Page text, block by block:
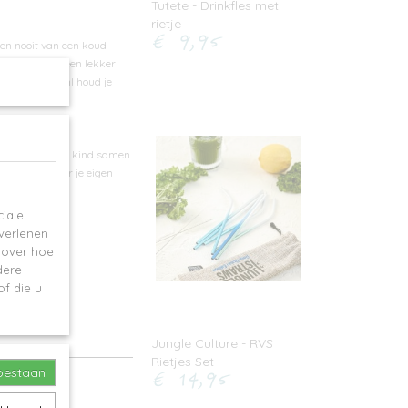
nooit van een koud
melk of een lekker
van 350 ml houd je
dat jij en je kind samen
naar je eigen
Tutete - Drinkfles met
rietje
€ 9,95
Jungle Culture - RVS
Rietjes Set
€ 14,95
hoe
die u